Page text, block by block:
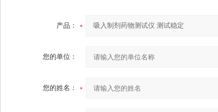
产品：
您的单位：
您的姓名：